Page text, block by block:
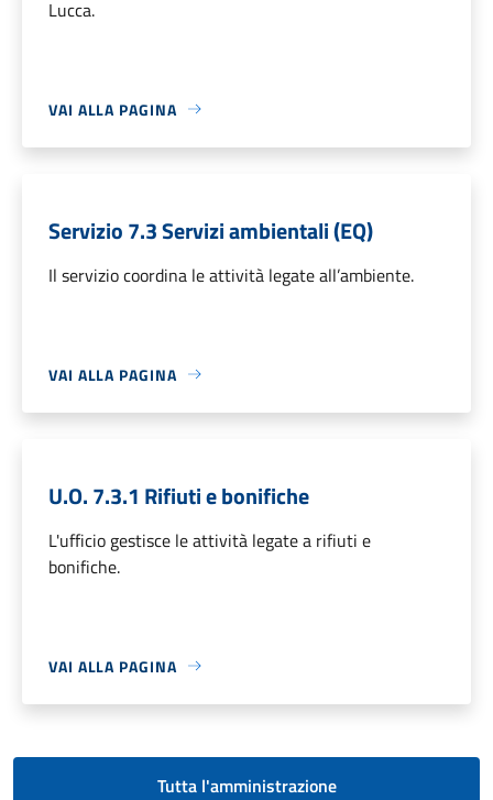
Lucca.
VAI ALLA PAGINA
Servizio 7.3 Servizi ambientali (EQ)
Il servizio coordina le attività legate all’ambiente.
VAI ALLA PAGINA
U.O. 7.3.1 Rifiuti e bonifiche
L'ufficio gestisce le attività legate a rifiuti e
bonifiche.
VAI ALLA PAGINA
Tutta l'amministrazione